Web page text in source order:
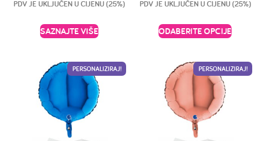
PDV JE UKLJUČEN U CIJENU (25%)
SAZNAJTE VIŠE
PDV JE UKLJUČEN U CIJENU (25%)
ODABERITE OPCIJE
PERSONALIZIRAJ! PERSONALIZIRAJ!